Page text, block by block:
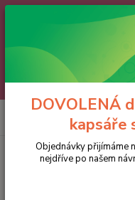
🌼
Jakmile se vrátíme,
postupně - v pořadí, v
A abychom vám čekání
a 10% sleva na
DOVOLENÁ
kapsáře
Objednávky přijímáme
nejdříve po našem